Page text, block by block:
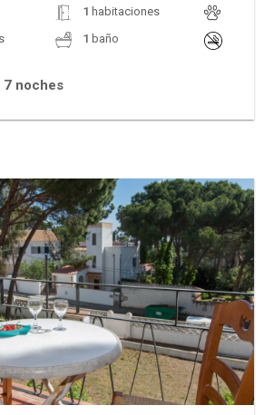
1 habitaciones
1 baño
7 noches